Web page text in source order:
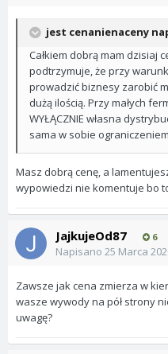
jest cenanienaceny
Całkiem dobrą mam dzisiaj
podtrzymuje, że przy
prowadzić biznesy zarobić
dużą ilością. Przy małych
WYŁĄCZNIE własna
sama w sobie
Masz dobrą cenę, a
wypowiedzi nie komentuje bo
JajkujeOd87 6
Napisano 25 Marca
Zawsze jak cena zmierza w
wasze wywody na pół strony
uwagę?